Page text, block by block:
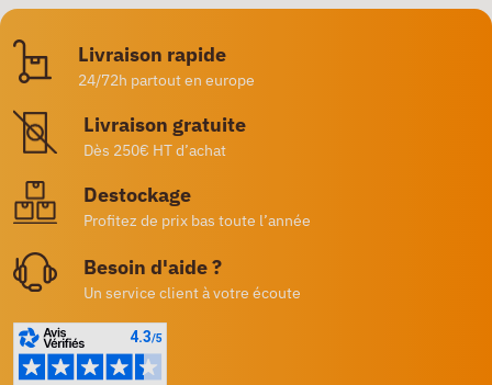
Livraison rapide
24/72h partout en europe
Livraison gratuite
Dès 250€ HT d’achat
Destockage
Profitez de prix bas toute l’année
Besoin d'aide ?
Un service client à votre écoute